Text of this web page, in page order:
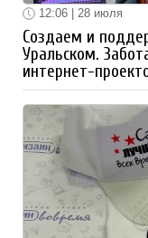
12:06 | 28 июля
Создаем и
Уральском.
интернет-